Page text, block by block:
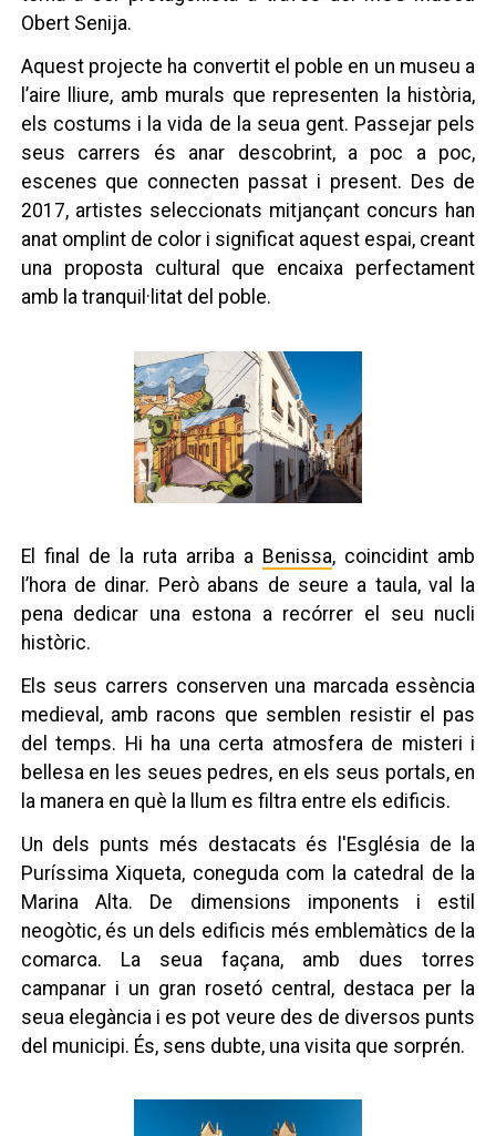
Obert Senija.
Aquest projecte ha convertit el poble en un museu a
l’aire lliure, amb murals que representen la història,
els costums i la vida de la seua gent. Passejar pels
seus carrers és anar descobrint, a poc a poc,
escenes que connecten passat i present. Des de
2017, artistes seleccionats mitjançant concurs han
anat omplint de color i significat aquest espai, creant
una proposta cultural que encaixa perfectament
amb la tranquil·litat del poble.
El final de la ruta arriba a Benissa, coincidint amb
l’hora de dinar. Però abans de seure a taula, val la
pena dedicar una estona a recórrer el seu nucli
històric.
Els seus carrers conserven una marcada essència
medieval, amb racons que semblen resistir el pas
del temps. Hi ha una certa atmosfera de misteri i
bellesa en les seues pedres, en els seus portals, en
la manera en què la llum es filtra entre els edificis.
Un dels punts més destacats és l'Església de la
Puríssima Xiqueta, coneguda com la catedral de la
Marina Alta. De dimensions imponents i estil
neogòtic, és un dels edificis més emblemàtics de la
comarca. La seua façana, amb dues torres
campanar i un gran rosetó central, destaca per la
seua elegància i es pot veure des de diversos punts
del municipi. És, sens dubte, una visita que sorprén.